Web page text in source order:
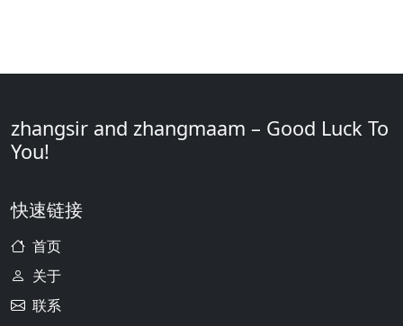
zhangsir and zhangmaam – Good Luck To
You!
快速链接
首页
关于
联系